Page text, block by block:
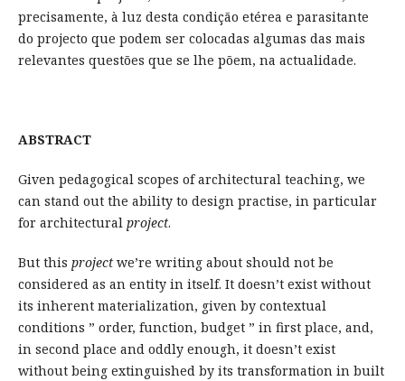
precisamente, à luz desta condição etérea e parasitante
do projecto que podem ser colocadas algumas das mais
relevantes questões que se lhe põem, na actualidade.
ABSTRACT
Given pedagogical scopes of architectural teaching, we
can stand out the ability to design practise, in particular
for architectural project.
But this projectwe’re writing about should not be
considered as an entity in itself. It doesn’t exist without
its inherent materialization, given by contextual
conditions ” order, function, budget ” in first place, and,
in second place and oddly enough, it doesn’t exist
without being extinguished by its transformation in built